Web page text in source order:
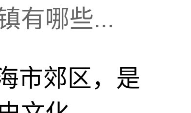
有哪些...
市郊区，是